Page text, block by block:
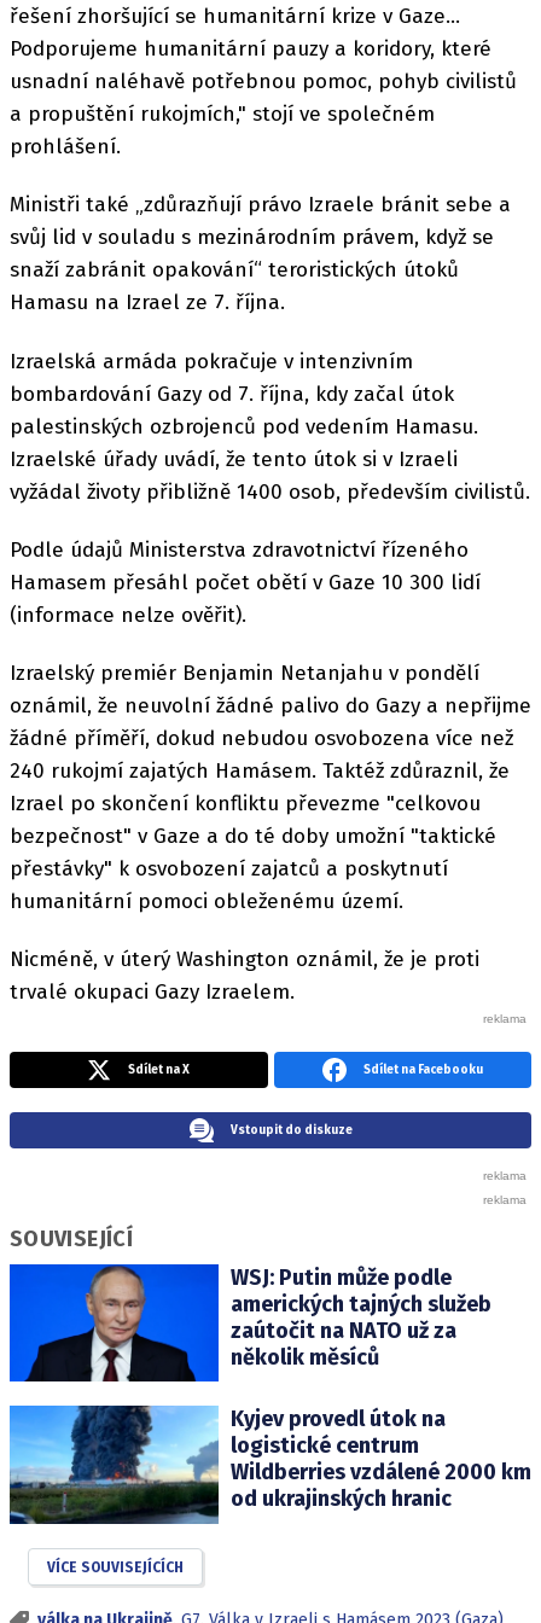
řešení zhoršující se humanitární krize v Gaze...
Podporujeme humanitární pauzy a koridory, které
usnadní naléhavě potřebnou pomoc, pohyb civilistů
a propuštění rukojmích," stojí ve společném
prohlášení.
Ministři také „zdůrazňují právo Izraele bránit sebe a
svůj lid v souladu s mezinárodním právem, když se
snaží zabránit opakování“ teroristických útoků
Hamasu na Izrael ze 7. října.
Izraelská armáda pokračuje v intenzivním
bombardování Gazy od 7. října, kdy začal útok
palestinských ozbrojenců pod vedením Hamasu.
Izraelské úřady uvádí, že tento útok si v Izraeli
vyžádal životy přibližně 1400 osob, především civilistů.
Podle údajů Ministerstva zdravotnictví řízeného
Hamasem přesáhl počet obětí v Gaze 10 300 lidí
(informace nelze ověřit).
Izraelský premiér Benjamin Netanjahu v pondělí
oznámil, že neuvolní žádné palivo do Gazy a nepřijme
žádné příměří, dokud nebudou osvobozena více než
240 rukojmí zajatých Hamásem. Taktéž zdůraznil, že
Izrael po skončení konfliktu převezme "celkovou
bezpečnost" v Gaze a do té doby umožní "taktické
přestávky" k osvobození zajatců a poskytnutí
humanitární pomoci obleženému území.
Nicméně, v úterý Washington oznámil, že je proti
trvalé okupaci Gazy Izraelem.
Sdílet na X Sdílet na Facebooku
Vstoupit do diskuze
SOUVISEJÍCÍ
WSJ: Putin může podle
amerických tajných služeb
zaútočit na NATO už za
několik měsíců
Kyjev provedl útok na
logistické centrum
Wildberries vzdálené 2000 km
od ukrajinských hranic
VÍCE SOUVISEJÍCÍCH